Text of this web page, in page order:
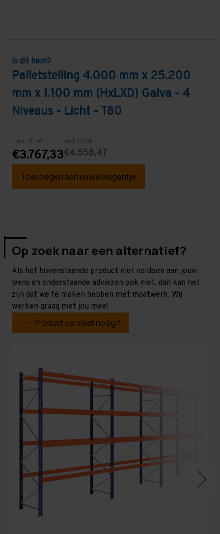
Is dit hem?
Palletstelling 4.000 mm x 25.200
mm x 1.100 mm (HxLXD) Galva - 4
Niveaus - Licht - T80
Excl. BTW
€3.767,33
Incl. BTW
€4.558,47
Toevoegen aan winkelwagentje
Op zoek naar een alternatief?
Als het bovenstaande product niet voldoen aan jouw
wens en onderstaande adviezen ook niet, dan kan het
zijn dat we te maken hebben met maatwerk. Wij
werken graag met jou mee!
Product op maat nodig?